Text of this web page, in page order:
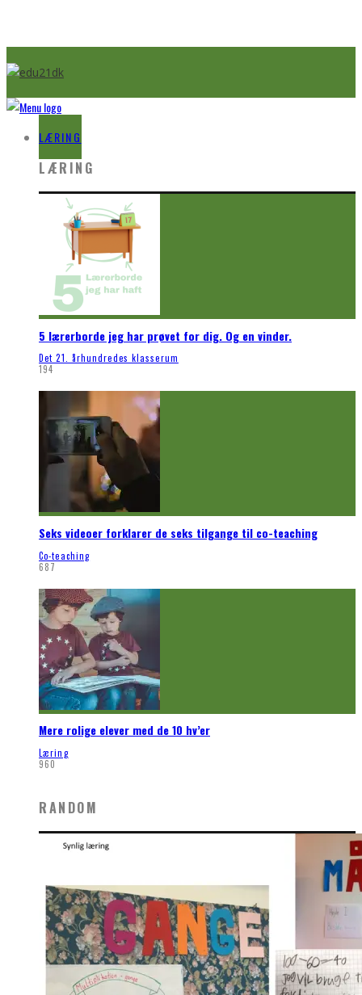
LÆRING
LÆRING
5 lærerborde jeg har prøvet for dig. Og en vinder.
Det 21. århundredes klasserum
194
Seks videoer forklarer de seks tilgange til co-teaching
Co-teaching
687
Mere rolige elever med de 10 hv’er
Læring
960
RANDOM